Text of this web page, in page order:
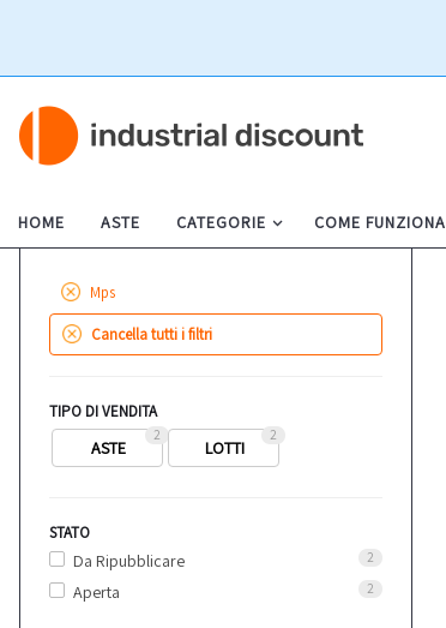
HOME ASTE CATEGORIE COME FUNZIONA
Mps
Cancella tutti i filtri
TIPO DI VENDITA
2
ASTE
2
LOTTI
STATO
Da Ripubblicare 2
Aperta 2